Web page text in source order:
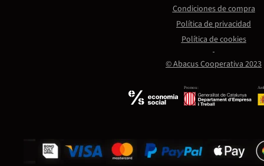
Promou:
© Abacus Cooperativa 2023
Condiciones de compra
Política de privacidad
Política de cookies